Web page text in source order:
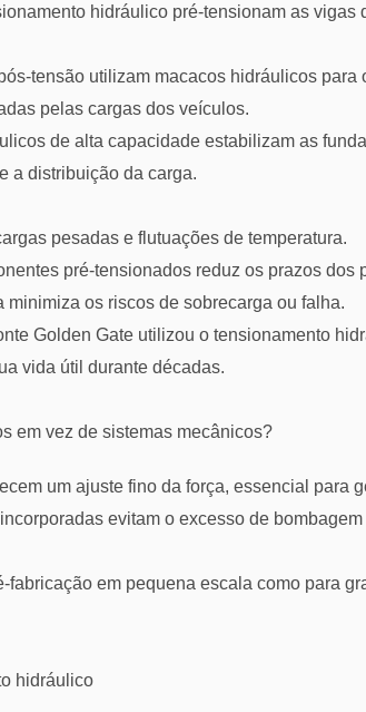
hidráulico pré-tensionam as vigas
tensão utilizam macacos hidráulicos para
pelas cargas dos veículos.
de alta capacidade estabilizam as
a distribuição da carga.
pesadas e flutuações de temperatura.
pré-tensionados reduz os prazos dos
os riscos de sobrecarga ou falha.
Golden Gate utilizou o tensionamento
vida útil durante décadas.
em vez de sistemas mecânicos?
um ajuste fino da força, essencial para
evitam o excesso de
fabricação em pequena escala como para
hidráulico